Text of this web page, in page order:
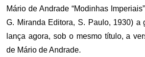
Mário de Andrade “Modinhas
G. Miranda Editora, S. Paulo, 1930) a
lança agora, sob o mesmo título, a
de Mário de Andrade.